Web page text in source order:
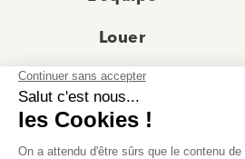
Louer
Actualités
Recrutement